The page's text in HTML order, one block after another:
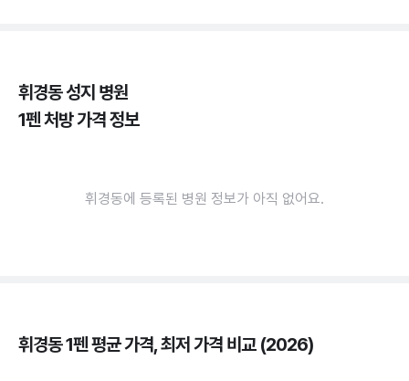
휘경동 성지 병원
1펜 처방 가격 정보
휘경동에 등록된 병원 정보가 아직 없어요.
휘경동 1펜 평균 가격, 최저 가격 비교 (2026)